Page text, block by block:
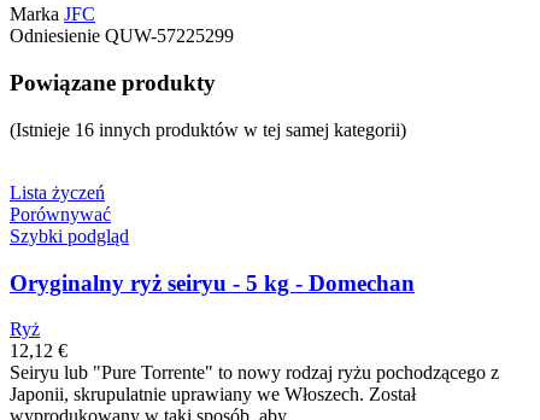
Marka JFC
Odniesienie QUW-57225299
Powiązane produkty
(Istnieje 16 innych produktów w tej samej kategorii)
Lista życzeń
Porównywać
Szybki podgląd
Oryginalny ryż seiryu - 5 kg - Domechan
Ryż
12,12 €
Seiryu lub "Pure Torrente" to nowy rodzaj ryżu pochodzącego z
Japonii, skrupulatnie uprawiany we Włoszech. Został